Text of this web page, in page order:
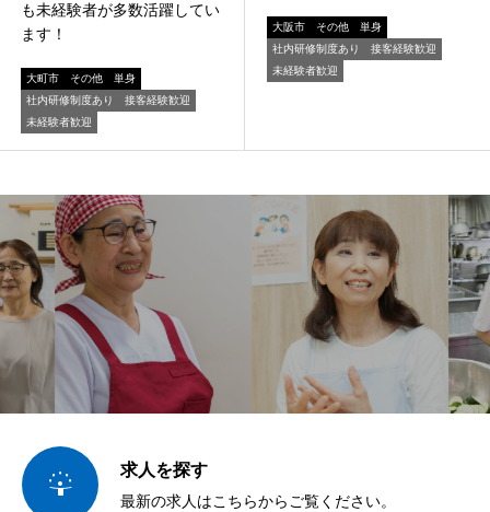
も未経験者が多数活躍してい
ます！
大町市 その他
単身
社内研修制度あり
接客経験歓迎
未経験者歓迎
大阪市 その他
単身
社内研修制度あり
接客経験歓迎
未経験者歓迎
 求人を探す
最新の求人はこちらからご覧ください。